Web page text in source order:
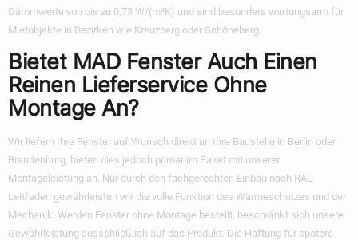
Dämmwerte von bis zu 0,73 W/(m²K) und sind besonders wartungsarm für
Mietobjekte in Bezirken wie Kreuzberg oder Schöneberg.
Bietet MAD Fenster Auch Einen
Reinen Lieferservice Ohne
Montage An?
Wir liefern Ihre Fenster auf Wunsch direkt an Ihre Baustelle in Berlin oder
Brandenburg, bieten dies jedoch primär im Paket mit unserer
Montageleistung an. Nur durch den fachgerechten Einbau nach RAL-
Leitfaden gewährleisten wir die volle Funktion des Wärmeschutzes und der
Mechanik. Werden Fenster ohne Montage bestellt, beschränkt sich unsere
Gewährleistung ausschließlich auf das Produkt. Die Haftung für spätere